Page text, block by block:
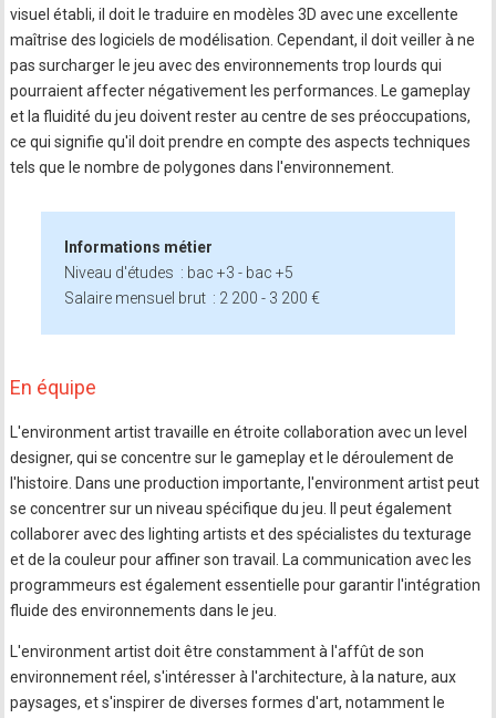
visuel établi, il doit le traduire en modèles 3D avec une excellente
maîtrise des logiciels de modélisation. Cependant, il doit veiller à ne
pas surcharger le jeu avec des environnements trop lourds qui
pourraient affecter négativement les performances. Le gameplay
et la fluidité du jeu doivent rester au centre de ses préoccupations,
ce qui signifie qu'il doit prendre en compte des aspects techniques
tels que le nombre de polygones dans l'environnement.
Informations métier
Niveau d'études : bac +3 - bac +5
Salaire mensuel brut : 2 200 - 3 200 €
En équipe
L'environment artist travaille en étroite collaboration avec un level
designer, qui se concentre sur le gameplay et le déroulement de
l'histoire. Dans une production importante, l'environment artist peut
se concentrer sur un niveau spécifique du jeu. Il peut également
collaborer avec des lighting artists et des spécialistes du texturage
et de la couleur pour affiner son travail. La communication avec les
programmeurs est également essentielle pour garantir l'intégration
fluide des environnements dans le jeu.
L'environment artist doit être constamment à l'affût de son
environnement réel, s'intéresser à l'architecture, à la nature, aux
paysages, et s'inspirer de diverses formes d'art, notamment le